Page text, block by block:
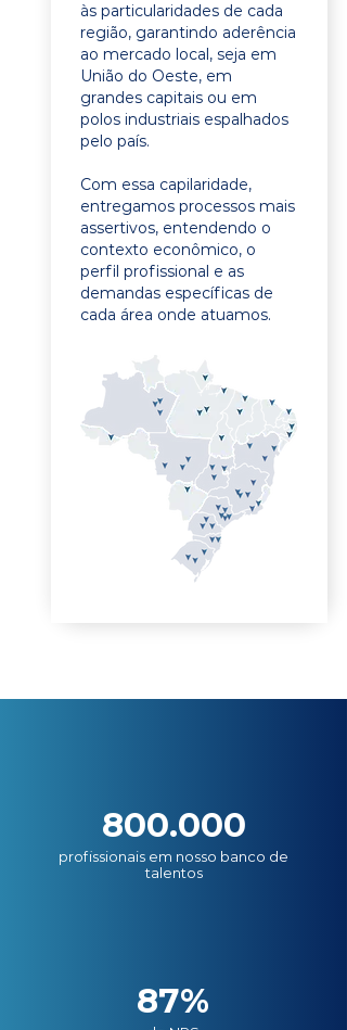
às particularidades de cada
região, garantindo aderência
ao mercado local, seja em
União do Oeste, em
grandes capitais ou em
polos industriais espalhados
pelo país.
Com essa capilaridade,
entregamos processos mais
assertivos, entendendo o
contexto econômico, o
perfil profissional e as
demandas específicas de
cada área onde atuamos.
800.000
profissionais em nosso banco de
talentos
87%